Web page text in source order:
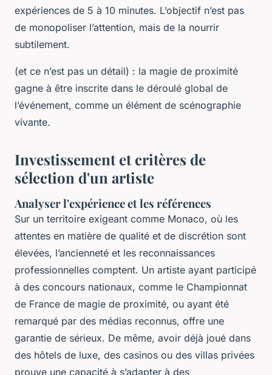
expériences de 5 à 10 minutes. L’objectif n’est pas
de monopoliser l’attention, mais de la nourrir
subtilement.
(et ce n’est pas un détail) : la magie de proximité
gagne à être inscrite dans le déroulé global de
l’événement, comme un élément de scénographie
vivante.
Investissement et critères de
sélection d'un artiste
Analyser l'expérience et les références
Sur un territoire exigeant comme Monaco, où les
attentes en matière de qualité et de discrétion sont
élevées, l’ancienneté et les reconnaissances
professionnelles comptent. Un artiste ayant participé
à des concours nationaux, comme le Championnat
de France de magie de proximité, ou ayant été
remarqué par des médias reconnus, offre une
garantie de sérieux. De même, avoir déjà joué dans
des hôtels de luxe, des casinos ou des villas privées
prouve une capacité à s’adapter à des